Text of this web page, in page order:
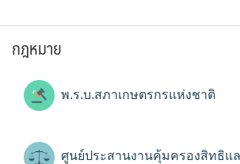
กฎหมาย
พ.ร.บ.สภาเกษตรกรแห่งชาติ
ศูนย์ประสานงานคุ้มครองสิทธิแ